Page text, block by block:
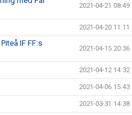
2021-04-21 08:49
2021-04-20 11:11
IF FF:s
2021-04-15 20:36
2021-04-12 14:32
2021-04-06 15:43
2021-03-31 14:38